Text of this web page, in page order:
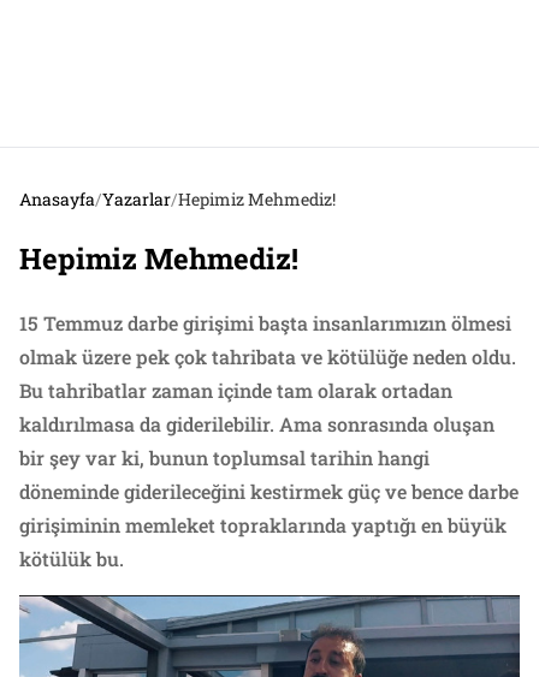
Anasayfa/Yazarlar/Hepimiz Mehmediz!
Hepimiz Mehmediz!
15 Temmuz darbe girişimi başta insanlarımızın ölmesi
olmak üzere pek çok tahribata ve kötülüğe neden oldu.
Bu tahribatlar zaman içinde tam olarak ortadan
kaldırılmasa da giderilebilir. Ama sonrasında oluşan
bir şey var ki, bunun toplumsal tarihin hangi
döneminde giderileceğini kestirmek güç ve bence darbe
girişiminin memleket topraklarında yaptığı en büyük
kötülük bu.